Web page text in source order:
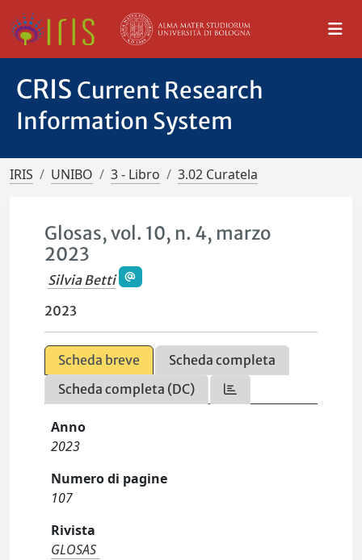
CRIS Current Research
Information System
IRIS UNIBO 3 - Libro 3.02 Curatela
Glosas, vol. 10, n. 4, marzo
2023
Silvia Betti
2023
Scheda breve
Scheda completa
Scheda completa (DC)
Anno
2023
Numero di pagine
107
Rivista
GLOSAS